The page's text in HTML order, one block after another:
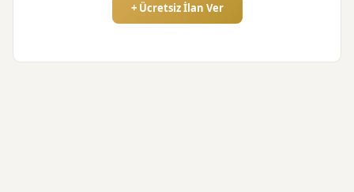
+ Ücretsiz İlan Ver